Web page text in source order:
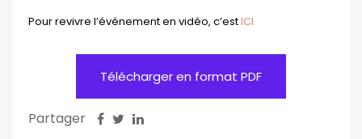
Pour revivre l’événement en vidéo, c’estICI
Télécharger en format PDF
Partager